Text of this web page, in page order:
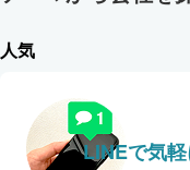
人気
LINEで気